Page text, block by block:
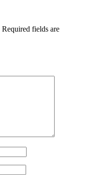
Required fields are